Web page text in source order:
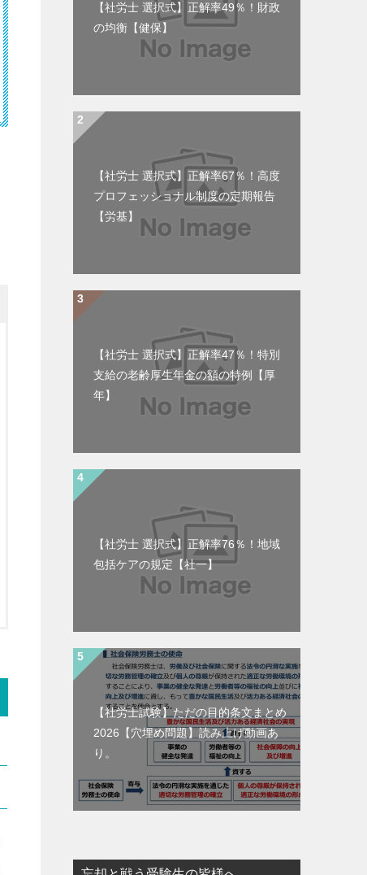
【社労士 選択式】正解率49％！財政
の均衡【健保】
【社労士 選択式】正解率67％！高度
プロフェッショナル制度の定期報告
【労基】
【社労士 選択式】正解率47％！特別
支給の老齢厚生年金の額の特例【厚
年】
【社労士 選択式】正解率76％！地域
包括ケアの規定【社一】
【社労士試験】ただの目的条文まとめ
2026【穴埋め問題】読み上げ動画あ
り。